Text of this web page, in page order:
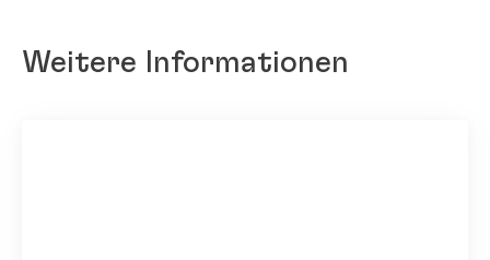
Weitere Informationen